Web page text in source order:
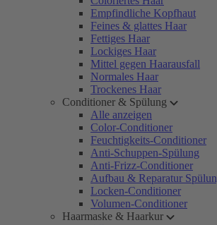
Empfindliche Kopfhaut
Feines & glattes Haar
Fettiges Haar
Lockiges Haar
Mittel gegen Haarausfall
Normales Haar
Trockenes Haar
Conditioner & Spülung
Alle anzeigen
Color-Conditioner
Feuchtigkeits-Conditioner
Anti-Schuppen-Spülung
Anti-Frizz-Conditioner
Aufbau & Reparatur
Locken-Conditioner
Volumen-Conditioner
Haarmaske & Haarkur